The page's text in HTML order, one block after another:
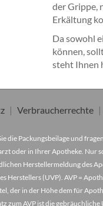
der Grippe,
Erkältung
Da sowohl
können,
steht Ihnen
Verbraucherrechte
die Packungsbeilage und
oder in Ihrer Apotheke.
Herstellermeldung des
Herstellers (UVP). AVP =
der in der Höhe dem für
zum AVP ist die